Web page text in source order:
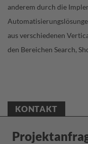
anderem durch die
aus verschiedenen
den Bereichen Search,
KONTAKT